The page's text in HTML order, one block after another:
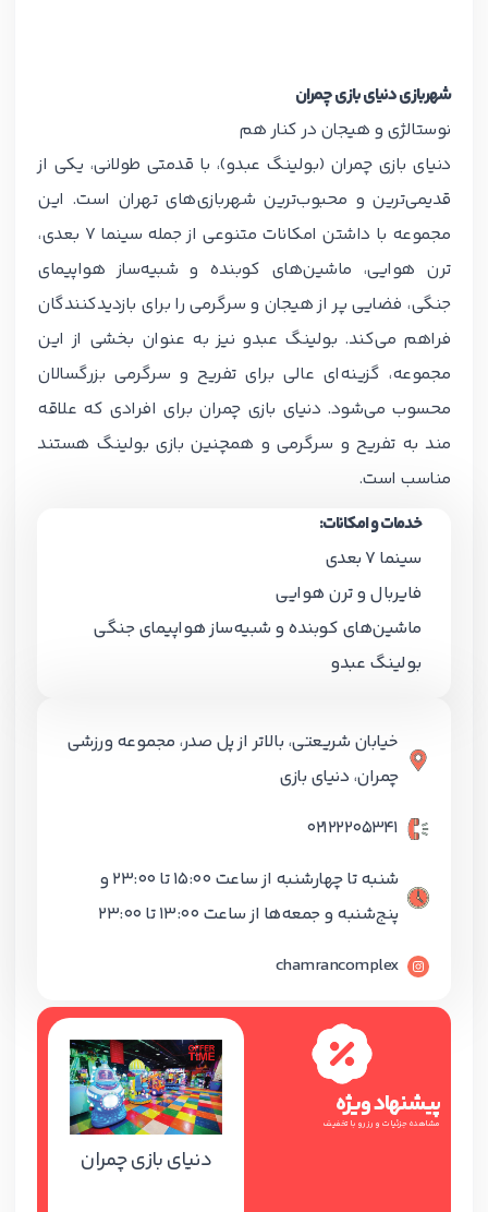
شهربازی دنیای بازی چمران
نوستالژی و هیجان در کنار هم
دنیای بازی چمران (بولینگ عبدو)، با قدمتی طولانی، یکی از
قدیمی‌ترین و محبوب‌ترین شهربازی‌های تهران است. این
مجموعه با داشتن امکانات متنوعی از جمله سینما 7 بعدی،
ترن هوایی، ماشین‌های کوبنده و شبیه‌ساز هواپیمای
جنگی، فضایی پر از هیجان و سرگرمی را برای بازدیدکنندگان
فراهم می‌کند. بولینگ عبدو نیز به عنوان بخشی از این
مجموعه، گزینه‌ای عالی برای تفریح و سرگرمی بزرگسالان
محسوب می‌شود. دنیای بازی چمران برای افرادی که علاقه
مند به تفریح و سرگرمی و همچنین بازی بولینگ هستند
مناسب است.
خدمات و امکانات:
سینما 7 بعدی
فایربال و ترن هوایی
ماشین‌های کوبنده و شبیه‌ساز هواپیمای جنگی
بولینگ عبدو
خیابان شریعتی، بالاتر از پل صدر، مجموعه ورزشی
چمران، دنیای بازی
021۲۲۲۰۵۳۴۱
شنبه تا چهارشنبه از ساعت ۱۵:۰۰ تا ۲۳:۰۰ و
پنج‌شنبه و جمعه‌ها از ساعت ۱۳:۰۰ تا ۲۳:۰۰
chamrancomplex
پیشنهاد ویژه
مشاهده جزئیات و رزرو با تخفیف
دنیای بازی چمران